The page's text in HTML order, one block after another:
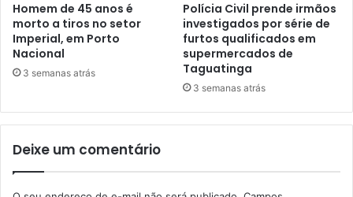
Homem de 45 anos é
morto a tiros no setor
Imperial, em Porto
Nacional
3 semanas atrás
Polícia Civil prende irmãos
investigados por série de
furtos qualificados em
supermercados de
Taguatinga
3 semanas atrás
Deixe um comentário